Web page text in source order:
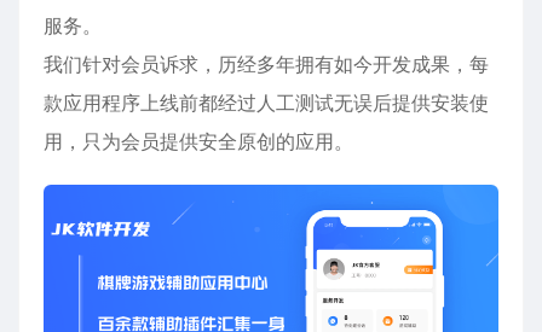
服务。
我们针对会员诉求，历经多年拥有如今开发成果，每
款应用程序上线前都经过人工测试无误后提供安装使
用，只为会员提供安全原创的应用。